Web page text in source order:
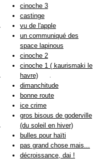
cinoche 3
castinge
vu de l'apple
un communiqué des
space lapinous
cinoche 2
cinoche 1 ( kaurismaki le
havre)
dimanchitude
bonne route
ice crime
gros bisous de goderville
(du soleil en hiver)
bulles pour haïti
pas grand chose mais...
décroissance, dai !